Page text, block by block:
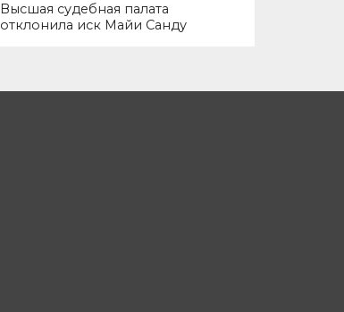
Высшая судебная палата
отклонила иск Майи Санду